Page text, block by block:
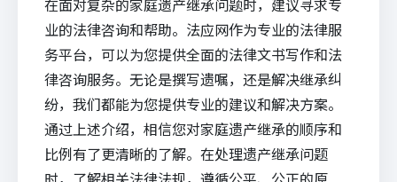
在面对复杂的家庭遗产继承问题时，建议寻求专
业的法律咨询和帮助。 法应网作为专业的法律服
务平台，可以为您提供全面的法律文书写作和法
律咨询服务。无论是撰写遗嘱，还是解决继承纠
纷，我们都能为您提供专业的建议和解决方案。
通过上述介绍，相信您对家庭遗产继承的顺序和
比例有了更清晰的了解。在处理遗产继承问题